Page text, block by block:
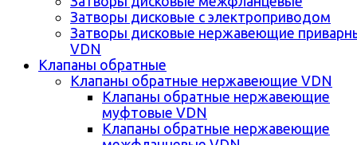
Затворы дисковые с электроприводом
Затворы дисковые нержавеющие
VDN
Клапаны обратные
Клапаны обратные нержавеющие VDN
Клапаны обратные нержавеющие
муфтовые VDN
Клапаны обратные нержавеющие